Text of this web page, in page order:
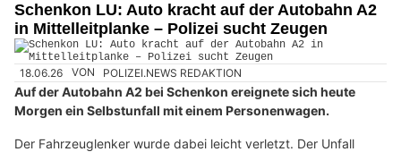
Schenkon LU: Auto kracht auf der Autobahn A2
in Mittelleitplanke – Polizei sucht Zeugen
18.06.26 VON POLIZEI.NEWS REDAKTION
Auf der Autobahn A2 bei Schenkon ereignete sich heute
Morgen ein Selbstunfall mit einem Personenwagen.
Der Fahrzeuglenker wurde dabei leicht verletzt. Der Unfall